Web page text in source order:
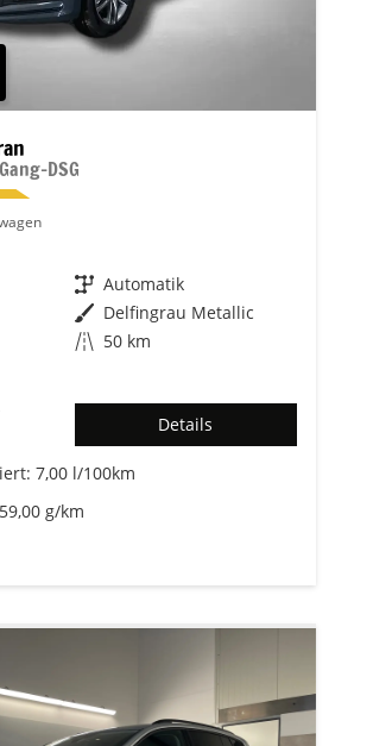
DSG
Getriebe Automatik
Außenfarbe Delfingrau Metallic
Kilometerstand 50 km
Details
7,00 l/100km
g/km